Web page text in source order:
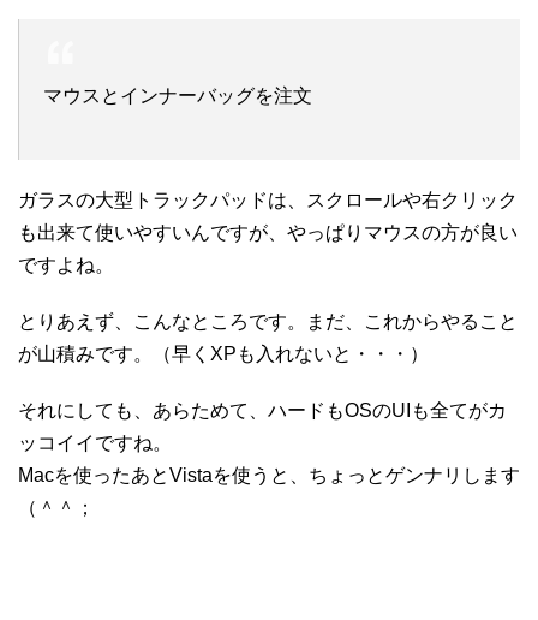
マウスとインナーバッグを注文
ガラスの大型トラックパッドは、スクロールや右クリック
も出来て使いやすいんですが、やっぱりマウスの方が良い
ですよね。
とりあえず、こんなところです。まだ、これからやること
が山積みです。（早くXPも入れないと・・・）
それにしても、あらためて、ハードもOSのUIも全てがカ
ッコイイですね。
Macを使ったあとVistaを使うと、ちょっとゲンナリします
（＾＾；